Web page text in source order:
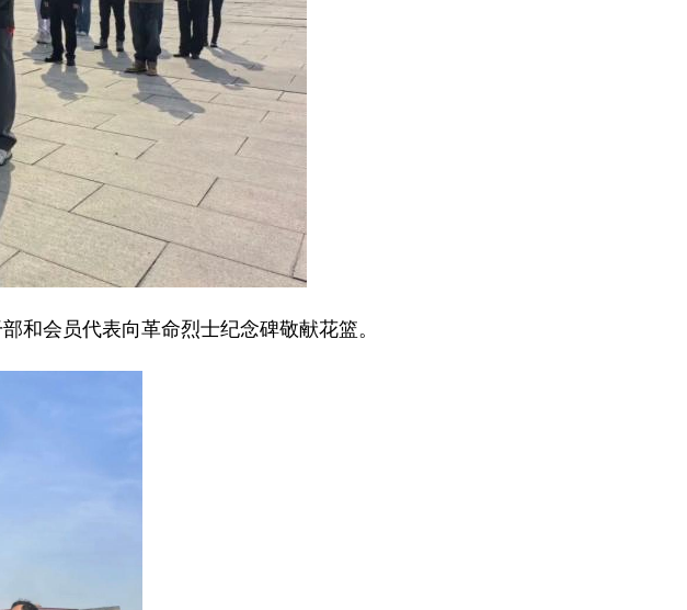
会员代表向革命烈士纪念碑敬献花篮。